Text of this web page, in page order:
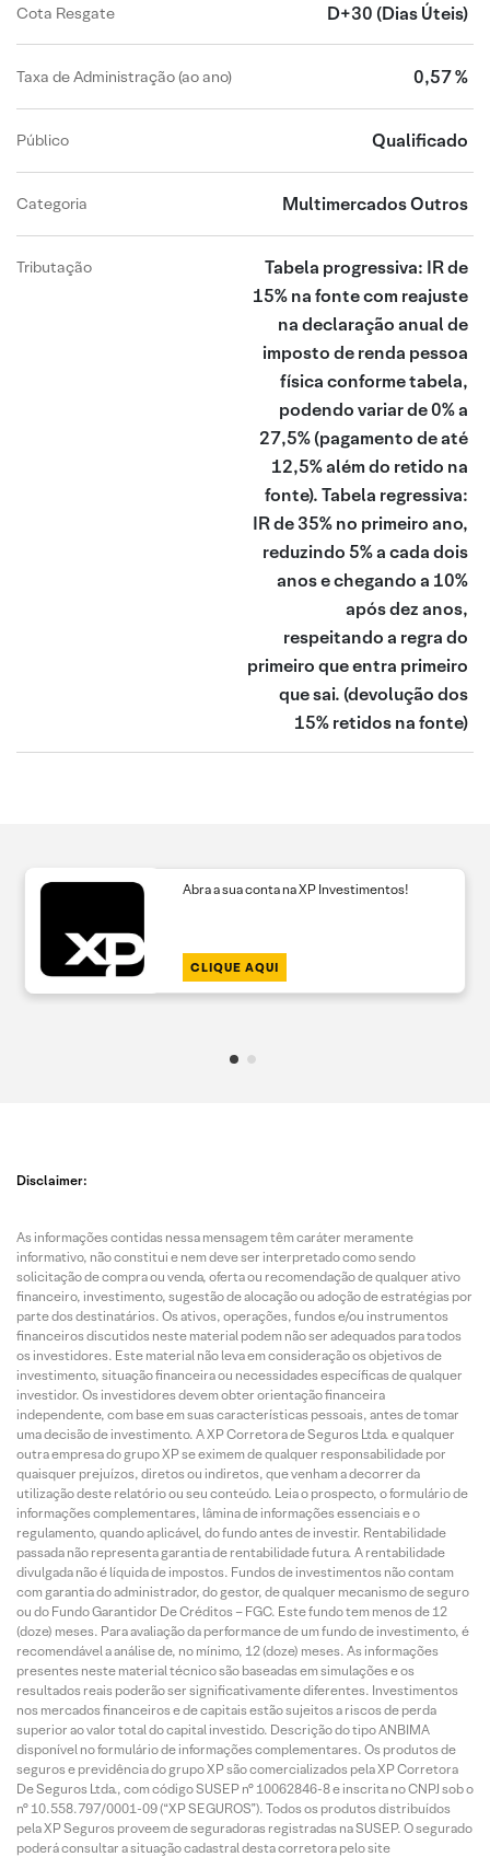
Cota Resgate D+30 (Dias Úteis)
Taxa de Administração (ao ano) 0,57 %
Público Qualificado
Categoria Multimercados Outros
Tributação
Tabela progressiva: IR de
15% na fonte com reajuste
na declaração anual de
imposto de renda pessoa
física conforme tabela,
podendo variar de 0% a
27,5% (pagamento de até
12,5% além do retido na
fonte). Tabela regressiva:
IR de 35% no primeiro ano,
reduzindo 5% a cada dois
anos e chegando a 10%
após dez anos,
respeitando a regra do
primeiro que entra primeiro
que sai. (devolução dos
15% retidos na fonte)
Abra a sua conta na XP Investimentos!
CLIQUE AQUI
Disclaimer:
As informações contidas nessa mensagem têm caráter meramente
informativo, não constitui e nem deve ser interpretado como sendo
solicitação de compra ou venda, oferta ou recomendação de qualquer ativo
financeiro, investimento, sugestão de alocação ou adoção de estratégias por
parte dos destinatários. Os ativos, operações, fundos e/ou instrumentos
financeiros discutidos neste material podem não ser adequados para todos
os investidores. Este material não leva em consideração os objetivos de
investimento, situação financeira ou necessidades específicas de qualquer
investidor. Os investidores devem obter orientação financeira
independente, com base em suas características pessoais, antes de tomar
uma decisão de investimento. A XP Corretora de Seguros Ltda. e qualquer
outra empresa do grupo XP se eximem de qualquer responsabilidade por
quaisquer prejuízos, diretos ou indiretos, que venham a decorrer da
utilização deste relatório ou seu conteúdo. Leia o prospecto, o formulário de
informações complementares, lâmina de informações essenciais e o
regulamento, quando aplicável, do fundo antes de investir. Rentabilidade
passada não representa garantia de rentabilidade futura. A rentabilidade
divulgada não é líquida de impostos. Fundos de investimentos não contam
com garantia do administrador, do gestor, de qualquer mecanismo de seguro
ou do Fundo Garantidor De Créditos – FGC. Este fundo tem menos de 12
(doze) meses. Para avaliação da performance de um fundo de investimento, é
recomendável a análise de, no mínimo, 12 (doze) meses. As informações
presentes neste material técnico são baseadas em simulações e os
resultados reais poderão ser significativamente diferentes. Investimentos
nos mercados financeiros e de capitais estão sujeitos a riscos de perda
superior ao valor total do capital investido. Descrição do tipo ANBIMA
disponível no formulário de informações complementares. Os produtos de
seguros e previdência do grupo XP são comercializados pela XP Corretora
De Seguros Ltda., com código SUSEP n° 10062846-8 e inscrita no CNPJ sob o
n° 10.558.797/0001-09 (“XP SEGUROS”). Todos os produtos distribuídos
pela XP Seguros proveem de seguradoras registradas na SUSEP. O segurado
poderá consultar a situação cadastral desta corretora pelo site